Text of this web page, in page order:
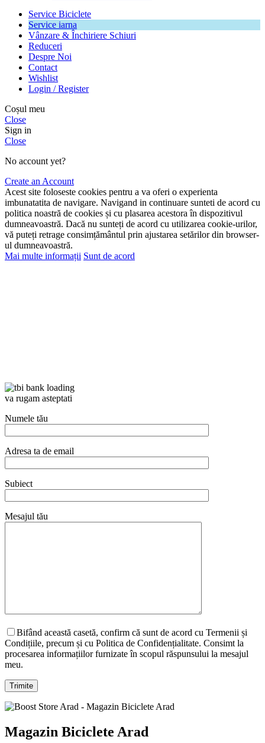
Service Biciclete
Service iarna
Vânzare & Închiriere Schiuri
Reduceri
Despre Noi
Contact
Wishlist
Login / Register
Coșul meu
Close
Sign in
Close
No account yet?
Create an Account
Acest site foloseste cookies pentru a va oferi o experienta
imbunatatita de navigare. Navigand in continuare sunteti de acord cu
politica noastră de cookies și cu plasarea acestora în dispozitivul
dumneavoastră. Dacă nu sunteți de acord cu utilizarea cookie-urilor,
vă puteți retrage consimțământul prin ajustarea setărilor din browser-
ul dumneavoastră.
Mai multe informații Sunt de acord
va rugam asteptati
Numele tău
Adresa ta de email
Subiect
Mesajul tău
Bifând această casetă, confirm că sunt de acord cu Termenii și
Condițiile, precum și cu Politica de Confidențialitate. Consimt la
procesarea informațiilor furnizate în scopul răspunsului la mesajul
meu.
Magazin Biciclete Arad